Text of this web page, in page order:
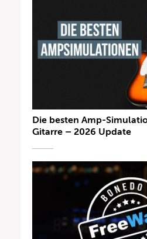
Die besten Amp-
Gitarre – 2026 Update